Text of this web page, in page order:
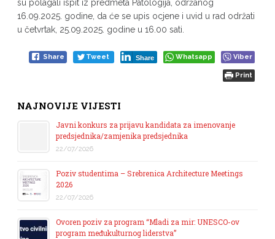
su polagali ispit iz predmeta Patologija, održanog
16.09.2025. godine, da će se upis ocjene i uvid u rad održati
u četvrtak, 25.09.2025. godine u 16.00 sati.
Share Tweet Share Whatsapp Viber
Print
NAJNOVIJE VIJESTI
Javni konkurs za prijavu kandidata za imenovanje
predsjednika/zamjenika predsjednika
22/07/2026
Poziv studentima – Srebrenica Architecture Meetings
2026
22/07/2026
Ovoren poziv za program “Mladi za mir: UNESCO-ov
program međukulturnog liderstva”